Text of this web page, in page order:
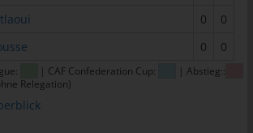
0
0
0 0
| CAF Confederation Cup:
| Abstieg::
Relegation)Cookies. Cookies sind
über einen Internetbrowser auf einem
und gespeichert werden.